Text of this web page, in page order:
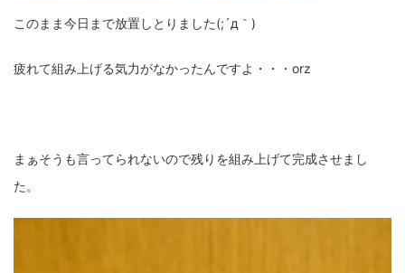
このまま今日まで放置しとりました(;´д｀)
疲れて組み上げる気力がなかったんですよ・・・orz
まぁそうも言ってられないので残りを組み上げて完成させまし
た。